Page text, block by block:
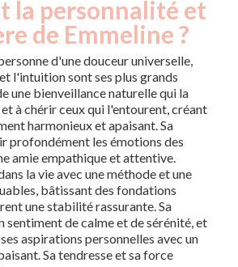
la personnalité et
de Emmeline ?
d'une douceur universelle,
l'intuition sont ses plus grands
une bienveillance naturelle qui la
à chérir ceux qui l'entourent, créant
harmonieux et apaisant. Sa
profondément les émotions des
amie empathique et attentive.
la vie avec une méthode et une
bâtissant des fondations
une stabilité rassurante. Sa
sentiment de calme et de sérénité, et
aspirations personnelles avec un
Sa tendresse et sa force